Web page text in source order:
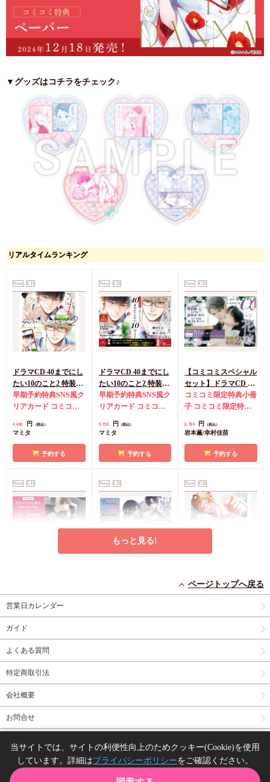
▼グッズはコチラをチェック♪
リアルタイムランキング
New CD
ドラマCD 40までにし
たい10のこと2 特装盤
【マンガ小冊子セッ
ト】（単品）【2026年
約キャンペーン実施】
早期予約特典SNS風ク
リアカード コミコミ
源CD
4,400 円 （税込）
マミタ
予約する
New CD
ドラマCD 40までにし
たい10のこと2 特装盤
【マンガ小冊子セッ
ト】【有償特典・スラ
ダー】【2026年8月16
ンペーン実施】
早期予約特典SNS風ク
リアカード コミコミ
源CD 有償特典・スラ
5,720 円 （税込）
マミタ
予約する
New CD
【コミコミスペシャル
セット】ドラマCD α
の花嫁 共鳴恋情２
（初回限定盤）【早期
外・2026/7/21から受付
コミコミ限定特典小冊
子 コミコミ限定特典
ホルダー
6,765 円 （税込）
岩本薫/幸村佳苗
予約する
New CD
Away【有償特典・小
冊子】【2026年9月18
日まで！早期予約キャ
ンペーン実施】
早期予約特典フォトグ
レイクリアカード
償特典チェキ風ミニイ
ラストカード
典・小冊子
5,280
ココミ
予約する
New CD
たね先生描き下ろしア
コミコミ特典かきのた
子 有償特典・かきの
クリルスタンド
New CD
愛し愛され（単品）
コミコミ特典百瀬あん
CD
ドラマCD おやす
CD CD
ドラマCD αの花嫁 共
もっと見る!
ページトップへ戻る
営業日カレンダー
ガイド
よくある質問
特定商取引法
会社概要
お問合せ
Copyright(C) comicomi studio. All right reserved.
当サイトでは、サイトの利便性向上のためクッキー(Cookie)を使用
しています。詳細はプライバシーポリシーをご確認ください。